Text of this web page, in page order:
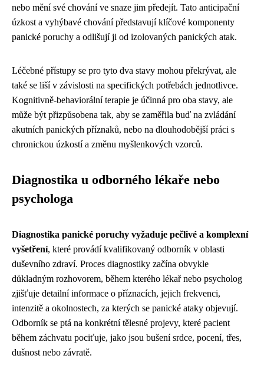
nebo mění své chování ve snaze jim předejít. Tato anticipační
úzkost a vyhýbavé chování představují klíčové komponenty
panické poruchy a odlišují ji od izolovaných panických atak.
Léčebné přístupy se pro tyto dva stavy mohou překrývat, ale
také se liší v závislosti na specifických potřebách jednotlivce.
Kognitivně-behaviorální terapie je účinná pro oba stavy, ale
může být přizpůsobena tak, aby se zaměřila buď na zvládání
akutních panických příznaků, nebo na dlouhodobější práci s
chronickou úzkostí a změnu myšlenkových vzorců.
Diagnostika u odborného lékaře nebo
psychologa
Diagnostika panické poruchy vyžaduje pečlivé a komplexní
vyšetření, které provádí kvalifikovaný odborník v oblasti
duševního zdraví. Proces diagnostiky začína obvykle
důkladným rozhovorem, během kterého lékař nebo psycholog
zjišťuje detailní informace o příznacích, jejich frekvenci,
intenzitě a okolnostech, za kterých se panické ataky objevují.
Odborník se ptá na konkrétní tělesné projevy, které pacient
během záchvatu pociťuje, jako jsou bušení srdce, pocení, třes,
dušnost nebo závratě.